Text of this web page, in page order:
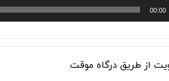
00:00
از طریق درگاه موقت